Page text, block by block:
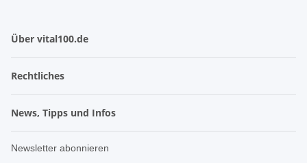
Über vital100.de
Rechtliches
News, Tipps und Infos
Newsletter abonnieren